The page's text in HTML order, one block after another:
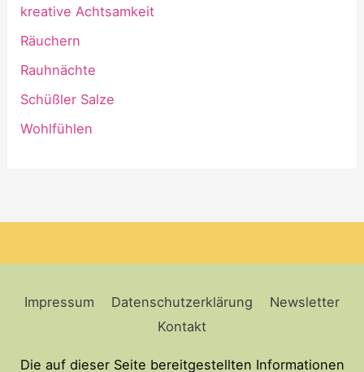
kreative Achtsamkeit
Räuchern
Rauhnächte
Schüßler Salze
Wohlfühlen
Impressum Datenschutzerklärung
Newsletter
Kontakt
Die auf dieser Seite bereitgestellten Informationen